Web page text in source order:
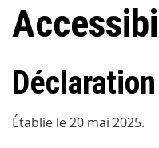
Établie le 20 mai 2025.